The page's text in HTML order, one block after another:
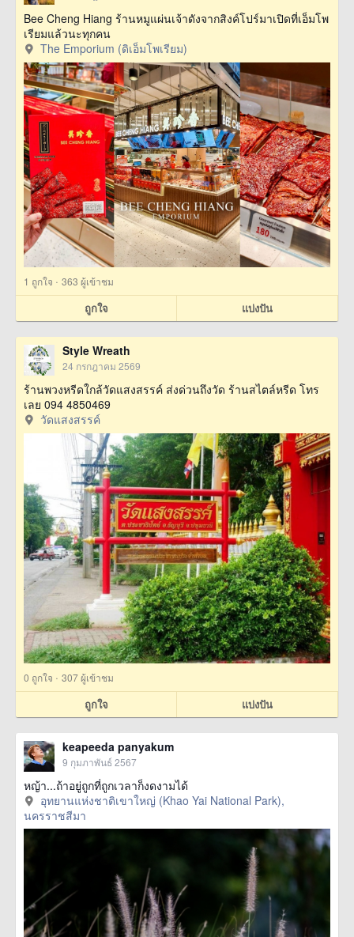
Bee Cheng Hiang ร้านหมูแผ่นเจ้าดังจากสิงค์โปร์มาเปิดที่เอ็มโพ
เรียมแล้วนะทุกคน
The Emporium (ดิเอ็มโพเรียม)
1 ถูกใจ · 363 ผู้เข้าชม
ถูกใจ แบ่งปัน
Style Wreath
24 กรกฎาคม 2569
ร้านพวงหรีดใกล้วัดแสงสรรค์ ส่งด่วนถึงวัด ร้านสไตล์หรีด โทร
เลย 094 4850469
วัดแสงสรรค์
0 ถูกใจ · 307 ผู้เข้าชม
ถูกใจ แบ่งปัน
keapeeda panyakum
9 กุมภาพันธ์ 2567
หญ้า...ถ้าอยู่ถูกที่ถูกเวลาก็งดงามได้
อุทยานแห่งชาติเขาใหญ่ (Khao Yai National Park),
นครราชสีมา